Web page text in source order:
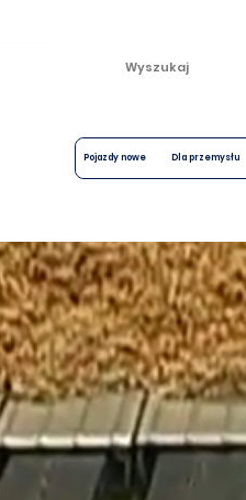
naczep,
Pojazdy nowe Dla przemysłu